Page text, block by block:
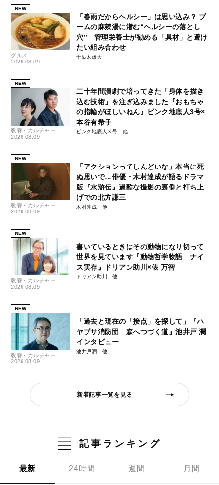
NEW
グルメ
2026.08.09
「春雨だからヘルシー」は思い込み？ ブ
ームの麻辣湯に潜む“ヘルシーの落とし
穴” 管理栄養士が勧める「具材」と避け
たい組み合わせ
千駄木雄大
NEW
教養・カルチャー
2026.08.09
二十年間演劇で培ってきた「身体を描き
込む技術」を注ぎ込みました『おもちゃ
の指輪がほしいねん』ピンク地底人3号×
本谷有希子
ピンク地底人３号
NEW
教養・カルチャー
2026.08.09
「アクションってしんどいな」本当に死
ぬ思いで…俳優・木村達成が語るドラマ
版『水滸伝』過酷な撮影の裏側と打ち上
げでの北方謙三
木村達成
NEW
教養・カルチャー
2026.08.09
書いているときはその動物になり切って
世界を見ています『動物哲学物語 ナイ
ス実存』ドリアン助川×俵 万智
ドリアン助川
NEW
教養・カルチャー
2026.08.09
「過去と現在の「接点」を探して」『ハ
ヤブサ消防団 森へつづく道』池井戸 潤
インタビュー
池井戸潤
新着記事一覧を見る
記事ランキング
最新 24時間 週間 月間